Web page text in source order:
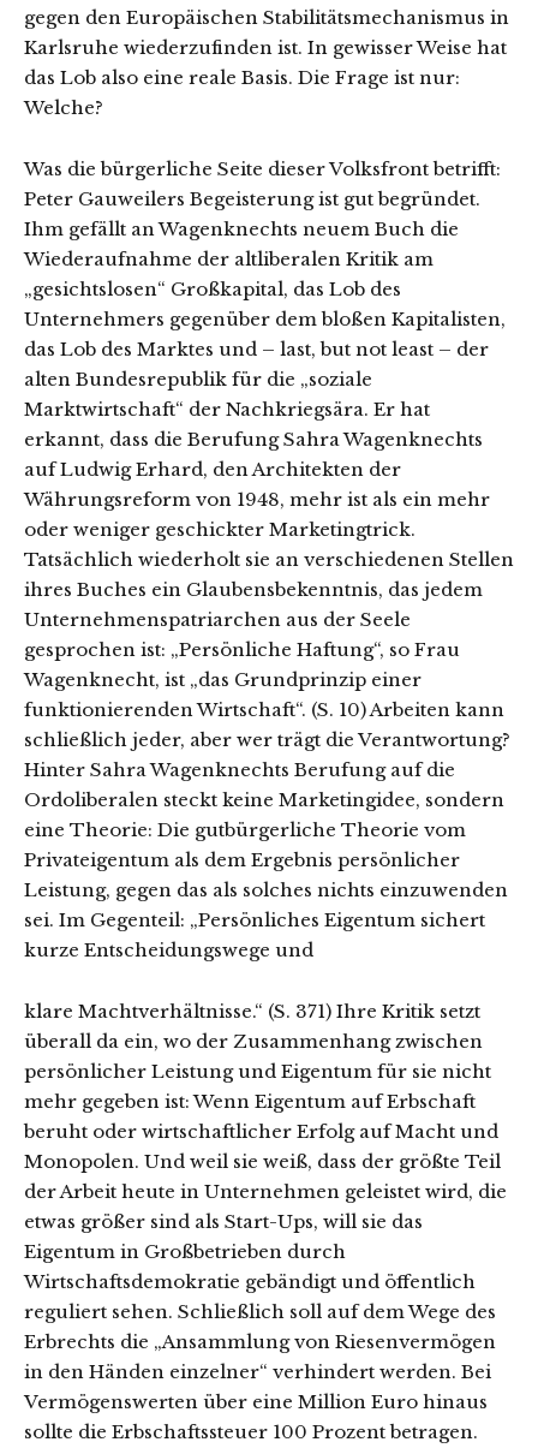
gegen den Europäischen Stabilitätsmechanismus in
Karlsruhe wiederzufinden ist. In gewisser Weise hat
das Lob also eine reale Basis. Die Frage ist nur:
Welche?
Was die bürgerliche Seite dieser Volksfront betrifft:
Peter Gauweilers Begeisterung ist gut begründet.
Ihm gefällt an Wagenknechts neuem Buch die
Wiederaufnahme der altliberalen Kritik am
„gesichtslosen“ Großkapital, das Lob des
Unternehmers gegenüber dem bloßen Kapitalisten,
das Lob des Marktes und – last, but not least – der
alten Bundesrepublik für die „soziale
Marktwirtschaft“ der Nachkriegsära. Er hat
erkannt, dass die Berufung Sahra Wagenknechts
auf Ludwig Erhard, den Architekten der
Währungsreform von 1948, mehr ist als ein mehr
oder weniger geschickter Marketingtrick.
Tatsächlich wiederholt sie an verschiedenen Stellen
ihres Buches ein Glaubensbekenntnis, das jedem
Unternehmenspatriarchen aus der Seele
gesprochen ist: „Persönliche Haftung“, so Frau
Wagenknecht, ist „das Grundprinzip einer
funktionierenden Wirtschaft“. (S. 10) Arbeiten kann
schließlich jeder, aber wer trägt die Verantwortung?
Hinter Sahra Wagenknechts Berufung auf die
Ordoliberalen steckt keine Marketingidee, sondern
eine Theorie: Die gutbürgerliche Theorie vom
Privateigentum als dem Ergebnis persönlicher
Leistung, gegen das als solches nichts einzuwenden
sei. Im Gegenteil: „Persönliches Eigentum sichert
kurze Entscheidungswege und
klare Machtverhältnisse.“ (S. 371) Ihre Kritik setzt
überall da ein, wo der Zusammenhang zwischen
persönlicher Leistung und Eigentum für sie nicht
mehr gegeben ist: Wenn Eigentum auf Erbschaft
beruht oder wirtschaftlicher Erfolg auf Macht und
Monopolen. Und weil sie weiß, dass der größte Teil
der Arbeit heute in Unternehmen geleistet wird, die
etwas größer sind als Start-Ups, will sie das
Eigentum in Großbetrieben durch
Wirtschaftsdemokratie gebändigt und öffentlich
reguliert sehen. Schließlich soll auf dem Wege des
Erbrechts die „Ansammlung von Riesenvermögen
in den Händen einzelner“ verhindert werden. Bei
Vermögenswerten über eine Million Euro hinaus
sollte die Erbschaftssteuer 100 Prozent betragen.